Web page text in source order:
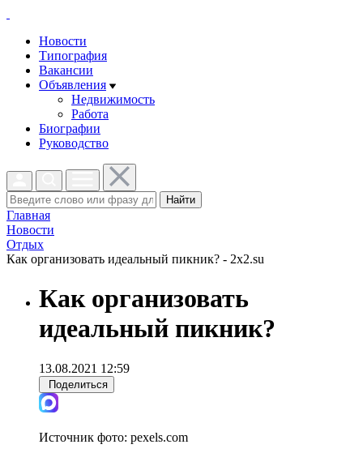
Новости
Типография
Вакансии
Объявления
Недвижимость
Работа
Биографии
Руководство
Найти
Главная
Новости
Отдых
Как организовать идеальный пикник? - 2x2.su
Как организовать
идеальный пикник?
13.08.2021 12:59
Поделиться
Источник фото: pexels.com